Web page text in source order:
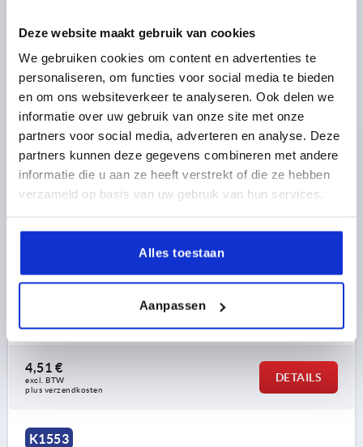
Deze website maakt gebruik van cookies
We gebruiken cookies om content en advertenties te
personaliseren, om functies voor social media te bieden
en om ons websiteverkeer te analyseren. Ook delen we
informatie over uw gebruik van onze site met onze
partners voor social media, adverteren en analyse. Deze
partners kunnen deze gegevens combineren met andere
informatie die u aan ze heeft verstrekt of die ze hebben
verzameld op basis van uw gebruik van hun services.
Alles toestaan
Aanpassen
KLEMHEFBOOM MET VEILIGHEIDSFUNCTIE GR.1
M05X20, KUNSTSTOF ANTRACIETGRIJS RAL7021,
BEST:STAAL
GREEPLENGTE=39,9
GREEPLENGTE=46,8
B=7,9
AANTAL TANDEN =12
Bestelnummer:K1553.1051X20
4,51 €
excl. BTW
plus verzendkosten
DETAILS
K1553